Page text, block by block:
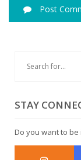
Post
STAY
Do you want to